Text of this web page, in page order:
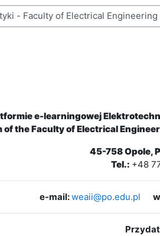
kursy
e-learningowej
the Faculty of Electrical
45-758 Opole,
Tel.: +48
e-mail:weaii@po.edu.pl